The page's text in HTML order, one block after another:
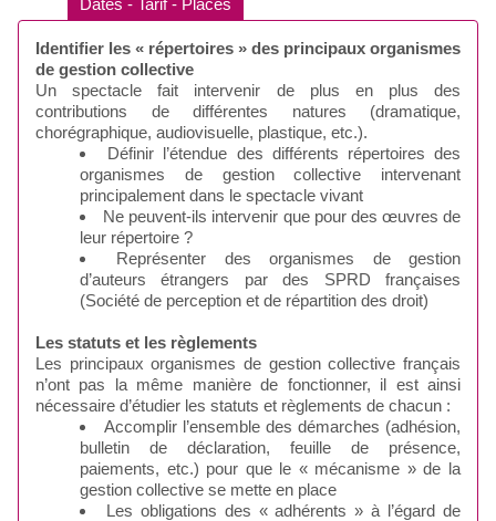
Dates - Tarif - Places
Identifier les « répertoires » des principaux organismes
de gestion collective
Un spectacle fait intervenir de plus en plus des
contributions de différentes natures (dramatique,
chorégraphique, audiovisuelle, plastique, etc.).
Définir l’étendue des différents répertoires des
organismes de gestion collective intervenant
principalement dans le spectacle vivant
Ne peuvent-ils intervenir que pour des œuvres de
leur répertoire ?
Représenter des organismes de gestion
d’auteurs étrangers par des SPRD françaises
(Société de perception et de répartition des droit)
Les statuts et les règlements
Les principaux organismes de gestion collective français
n’ont pas la même manière de fonctionner, il est ainsi
nécessaire d’étudier les statuts et règlements de chacun :
Accomplir l’ensemble des démarches (adhésion,
bulletin de déclaration, feuille de présence,
paiements, etc.) pour que le « mécanisme » de la
gestion collective se mette en place
Les obligations des « adhérents » à l’égard de